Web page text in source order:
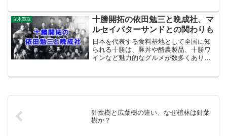
きくなります。立木を評...
立木買取
十勝開拓の依田勉三と晩成社、マ
ルセイバターサンドとの関わりも
日本を代表する食料基地として全国に知
られる十勝は、豚丼や酪農製品、十勝ワ
インなど魅力的なグルメが数多くありま
針葉樹と広葉樹の違い、なぜ植林は針葉
樹か？